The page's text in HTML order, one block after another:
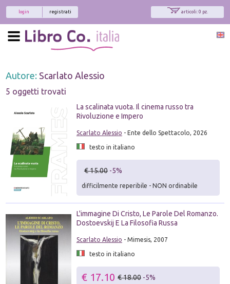
articoli: 0 pz.
registrati
login
Autore: Scarlato Alessio
5 oggetti trovati
La scalinata vuota. Il cinema russo tra
Rivoluzione e Impero
Scarlato Alessio - Ente dello Spettacolo, 2026
testo in italiano
€ 15.00 -5%
difficilmente reperibile - NON ordinabile
L'immagine Di Cristo, Le Parole Del Romanzo.
Dostoevskij E La Filosofia Russa
Scarlato Alessio - Mimesis, 2007
testo in italiano
€ 17.10 € 18.00 -5%